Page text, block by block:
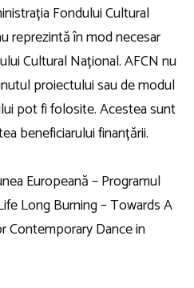
Fondului Cultural
reprezintă în mod necesar
Cultural Național. AFCN nu
proiectului sau de modul
pot fi folosite. Acestea sunt
beneficiarului finanțării.
Europeană – Programul
Long Burning – Towards A
Contemporary Dance in